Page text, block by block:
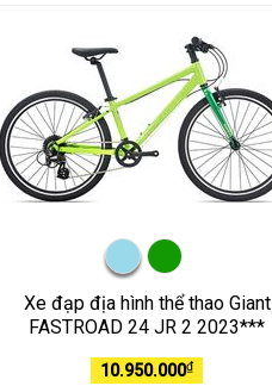
Xe đạp địa hình thể thao Giant
FASTROAD 24 JR 2 2023***
10.950.000₫